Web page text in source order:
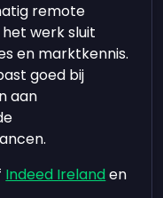
remote
werk sluit
en marktkennis.
goed bij
aan
Indeed Irelanden